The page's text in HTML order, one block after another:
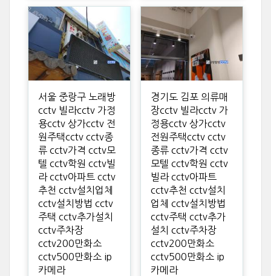
서울 중랑구 노래방
cctv 빌라cctv 가정
용cctv 상가cctv 전
원주택cctv cctv종
류 cctv가격 cctv모
텔 cctv학원 cctv빌
라 cctv아파트 cctv
추천 cctv설치업체
cctv설치방법 cctv
주택 cctv추가설치
cctv주차장
cctv200만화소
cctv500만화소 ip
카메라
경기도 김포 의류매
장cctv 빌라cctv 가
정용cctv 상가cctv
전원주택cctv cctv
종류 cctv가격 cctv
모텔 cctv학원 cctv
빌라 cctv아파트
cctv추천 cctv설치
업체 cctv설치방법
cctv주택 cctv추가
설치 cctv주차장
cctv200만화소
cctv500만화소 ip
카메라